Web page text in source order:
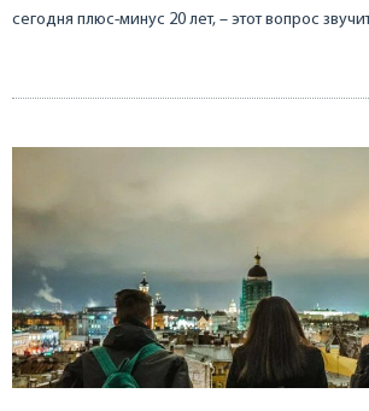
сегодня плюс-минус 20 лет, – этот вопрос